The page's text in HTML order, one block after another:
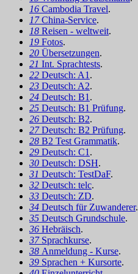
16 Cambodia Travel.
17China-Service.
18 Reisen - weltweit.
19 Fotos.
20 Übersetzungen.
21 Int. Sprachtests.
22 Deutsch: A1 .
23 Deutsch: A2.
24 Deutsch: B1 .
25 Deutsch: B1 Prüfung.
26 Deutsch: B2.
27Deutsch: B2 Prüfung.
28 B2 Test Grammatik.
29 Deutsch: C1 .
30 Deutsch: DSH.
31 Deutsch: TestDaF.
32 Deutsch: telc.
33 Deutsch: ZD.
34 Deutsch für Zuwanderer.
35 Deutsch Grundschule.
36 Hebräisch.
37 Sprachkurse.
38 Anmeldung - Kurse.
39 Sprachen + Kursorte.